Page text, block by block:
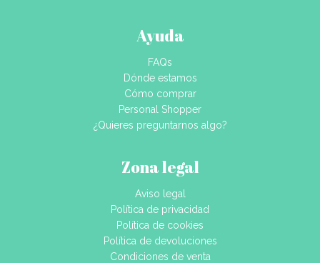
Ayuda
FAQs
Dónde estamos
Cómo comprar
Personal Shopper
¿Quieres preguntarnos algo?
Zona legal
Aviso legal
Política de privacidad
Política de cookies
Política de devoluciones
Condiciones de venta